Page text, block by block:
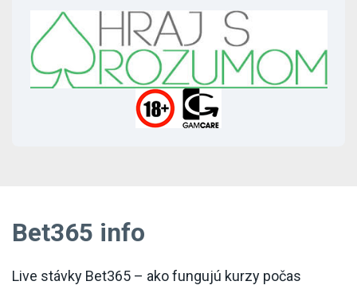
Bet365 info
Live stávky Bet365 – ako fungujú kurzy počas